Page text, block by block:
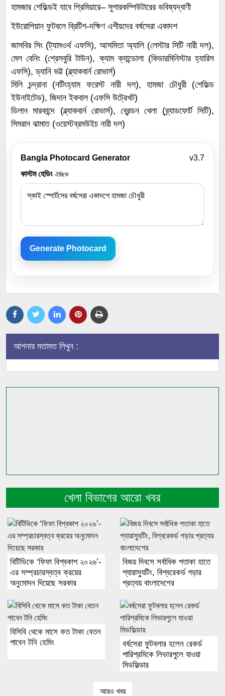
হামজার শেফিল্ডই যাবে প্রিমিয়ারে– সুপারকম্পিউটারের ভবিষ্যদ্বাণী
ইউরোপিয়ান ফুটবলে ব্রিটিশ-দক্ষিণ এশীয়দের বর্ষসেরা একাদশ
জাসবির সিং (ট্যামওর্থ এফসি), আসমিতা অ্যালি (লেস্টার সিটি নারী দল),
মেল বেনিং (শ্রেসবুরি টাউন), ক্যাম ক্যান্ডোলা (কিডারমিনিস্টার হ্যারিস
এফসি), ড্যানি ভট্ট (ব্ল্যাকবার্ন রোভার্স)
মিলি চন্দ্রানা (নটিংহ্যাম ফরেস্ট নারী দল), হামজা চৌধুরী (শেফিল্ড
ইউনাইটেড), জিদান ইকবাল (এফসি উট্রেখট)
ডিলান মারকান্দে (ব্ল্যাকবার্ন রোভার্স), ব্রেন্ডন খেলা (ব্র্যাডফোর্ট সিটি),
সিমরান ঝামাত (ওয়েস্টব্রমউইচ নারী দল)
Bangla Photocard Generator
v3.7
কাস্টম হেডিং ঐচ্ছিক
Generate Photocard
আপনার মতামত লিখুন :
খেলা বিভাগের আরো খবর
বিটিভিকে ‘ফিফা বিশ্বকাপ ২০২৬’-
এর সম্প্রচারস্বত্ব ক্রয়ের
অনুমোদন দিয়েছে সরকার
বিজয় দিবসে সর্বাধিক পতাকা হাতে
প্যারাস্যুটিং, বিশ্বরেকর্ড গড়ার
প্রত্যয় বাংলাদেশের
বিসিবি থেকে মাসে কত টাকা বেতন
পাবেন টনি হেমিং
বর্ষসেরা ফুটবলার হলেন রেকর্ড
পারিশ্রমিকে লিভারপুলে যাওয়া
মিডফিল্ডার
আরও খবর